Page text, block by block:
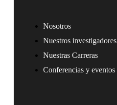
Nosotros
Nuestros investigadores
Nuestras Carreras
Conferencias y eventos